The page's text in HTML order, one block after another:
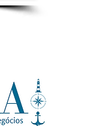
atingindo seus
às suas
agora.